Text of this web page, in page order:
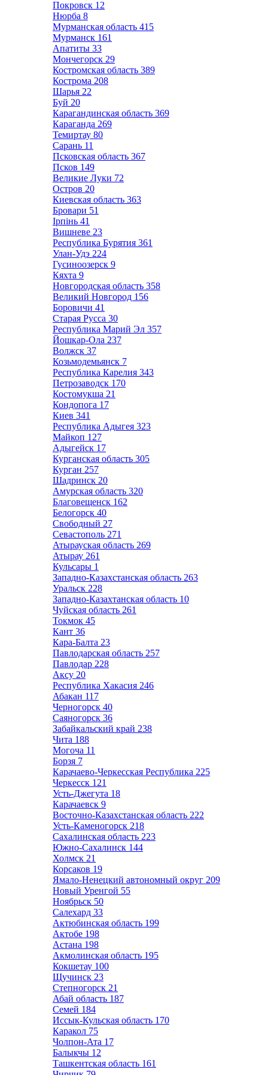
Покровск 12
Нюрба 8
Мурманская область 415
Мурманск 161
Апатиты 33
Мончегорск 29
Костромская область 389
Кострома 208
Шарья 22
Буй 20
Карагандинская область 369
Караганда 269
Темиртау 80
Сарань 11
Псковская область 367
Псков 149
Великие Луки 72
Остров 20
Киевская область 363
Бровари 51
Ірпінь 41
Вишневе 23
Республика Бурятия 361
Улан-Удэ 224
Гусиноозерск 9
Кяхта 9
Новгородская область 358
Великий Новгород 156
Боровичи 41
Старая Русса 30
Республика Марий Эл 357
Йошкар-Ола 237
Волжск 37
Козьмодемьянск 7
Республика Карелия 343
Петрозаводск 170
Костомукша 21
Кондопога 17
Киев 341
Республика Адыгея 323
Майкоп 127
Адыгейск 17
Курганская область 305
Курган 257
Шадринск 20
Амурская область 320
Благовещенск 162
Белогорск 40
Свободный 27
Севастополь 271
Атырауская область 269
Атырау 261
Кульсары 1
Западно-Казахстанская область 263
Уральск 228
Западно-Казахтанская область 10
Чуйская область 261
Токмок 45
Кант 36
Кара-Балта 23
Павлодарская область 257
Павлодар 228
Аксу 20
Республика Хакасия 246
Абакан 117
Черногорск 40
Саяногорск 36
Забайкальский край 238
Чита 188
Могоча 11
Борзя 7
Карачаево-Черкесская Республика 225
Черкесск 121
Усть-Джегута 18
Карачаевск 9
Восточно-Казахстанская область 222
Усть-Каменогорск 218
Сахалинская область 223
Южно-Сахалинск 144
Холмск 21
Корсаков 19
Ямало-Ненецкий автономный округ 209
Новый Уренгой 55
Ноябрьск 50
Салехард 33
Актюбинская область 199
Актобе 198
Астана 198
Акмолинская область 195
Кокшетау 100
Щучинск 23
Степногорск 21
Абай область 187
Семей 184
Иссык-Кульская область 170
Каракол 75
Чолпон-Ата 17
Балыкчы 12
Ташкентская область 161